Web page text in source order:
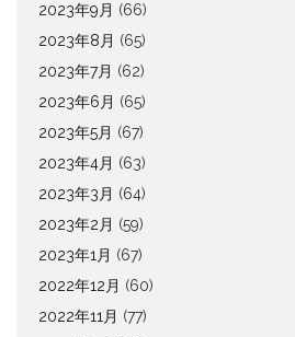
2023年9月 (66)
2023年8月 (65)
2023年7月 (62)
2023年6月 (65)
2023年5月 (67)
2023年4月 (63)
2023年3月 (64)
2023年2月 (59)
2023年1月 (67)
2022年12月 (60)
2022年11月 (77)